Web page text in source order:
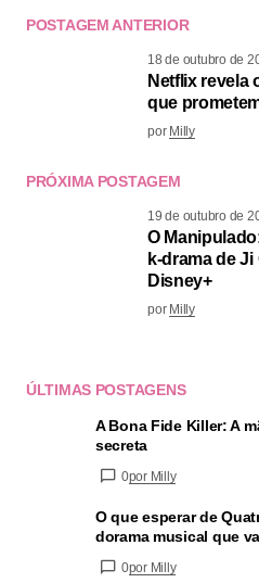
POSTAGEM ANTERIOR
18 de outubro de
Netflix revela
que
por Milly
PRÓXIMA POSTAGEM
19 de outubro de
O
k-drama de
Disney+
por Milly
ÚLTIMAS POSTAGENS
A Bona Fide Killer: A
secreta
0por Milly
O que esperar de
dorama musical que
0por Milly